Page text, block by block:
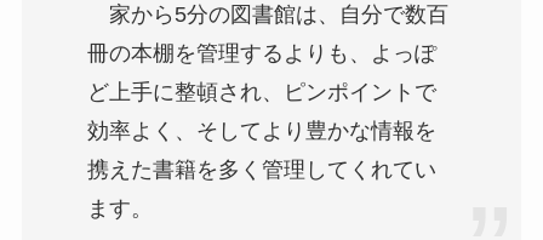
家から5分の図書館は、自分で数百
冊の本棚を管理するよりも、よっぽ
ど上手に整頓され、ピンポイントで
効率よく、そしてより豊かな情報を
携えた書籍を多く管理してくれてい
ます。